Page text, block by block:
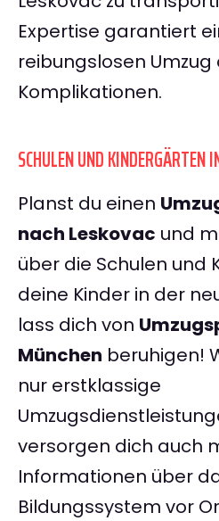
Expertise garantiert
reibungslosen Umzug
Komplikationen.
SCHULEN UND KINDERGÄRTEN
Planst du einen
nach Leskovac und
über die Schulen und
deine Kinder in der
lass dich von
München beruhigen!
nur erstklassige
versorgen dich auch
Informationen über
Bildungssystem vor